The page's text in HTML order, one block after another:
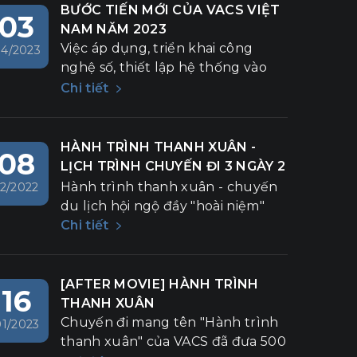
2023
BƯỚC TIẾN MỚI CỦA VACS VIỆT
NAM NĂM 2023
Việc áp dụng, triển khai công
nghệ số, thiết lập hệ thống vào
quy trình quản lý nhân sự là một
Chi tiết
2022
HÀNH TRÌNH THANH XUÂN -
LỊCH TRÌNH CHUYẾN ĐI 3 NGÀY 2
ĐÊM
Hành trình thanh xuân - chuyến
du lịch hội ngộ đầy "hoài niệm"
Chi tiết
16
2023
[AFTER MOVIE] HÀNH TRÌNH
THANH XUÂN
Chuyến đi mang tên "Hành trình
thanh xuân" của VACS đã đưa 500